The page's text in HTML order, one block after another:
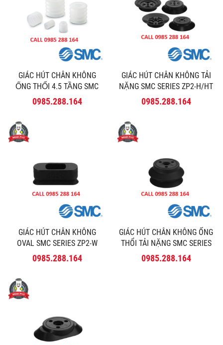
GIÁC HÚT CHÂN KHÔNG
ỐNG THỔI 4.5 TẦNG SMC
SERIES ZP2-ZJ
0985.288.164
GIÁC HÚT CHÂN KHÔNG TẢI
NẶNG SMC SERIES ZP2-H/HT
0985.288.164
GIÁC HÚT CHÂN KHÔNG
OVAL SMC SERIES ZP2-W
0985.288.164
GIÁC HÚT CHÂN KHÔNG ỐNG
THỔI TẢI NẶNG SMC SERIES
ZP2-HB
0985.288.164